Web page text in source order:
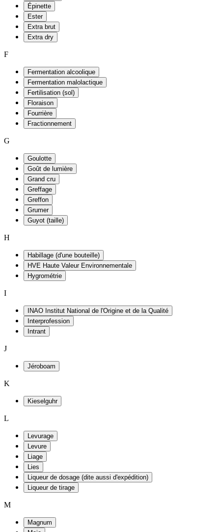
Épinette
Ester
Extra brut
Extra dry
F
Fermentation alcoolique
Fermentation malolactique
Fertilisation (sol)
Floraison
Fourrière
Fractionnement
G
Goulotte
Goût de lumière
Grand cru
Greffage
Greffon
Grumer
Guyot (taille)
H
Habillage (d'une bouteille)
HVE Haute Valeur Environnementale
Hygrométrie
I
INAO Institut National de l'Origine et de la Qualité
Interprofession
Intrant
J
Jéroboam
K
Kieselguhr
L
Levurage
Levure
Liage
Lies
Liqueur de dosage (dite aussi d'expédition)
Liqueur de tirage
M
Magnum